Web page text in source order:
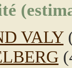
VALY